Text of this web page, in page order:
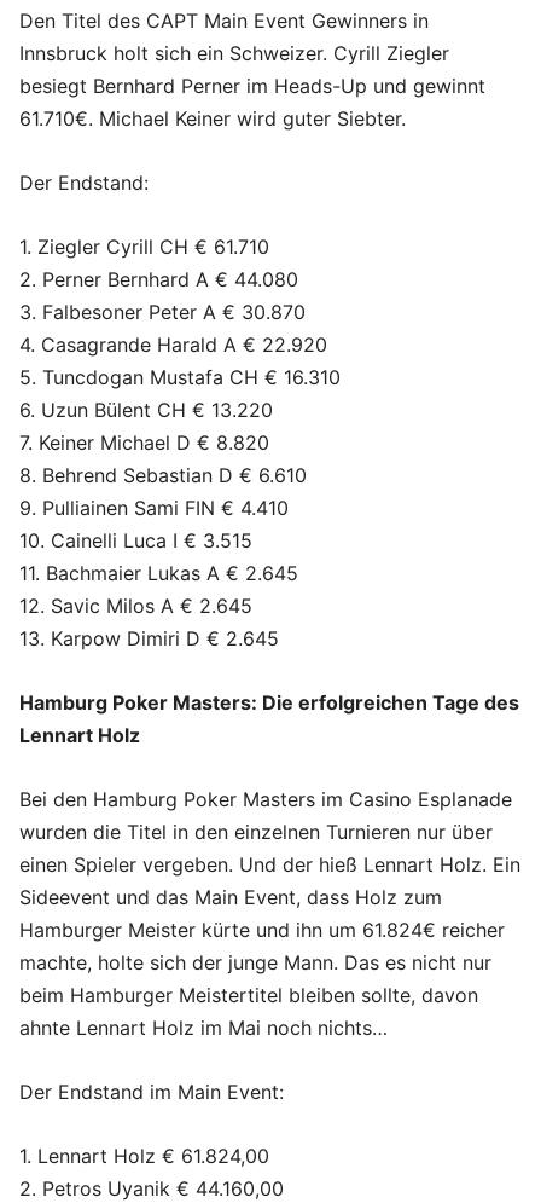
Den Titel des CAPT Main Event Gewinners in
Innsbruck holt sich ein Schweizer. Cyrill Ziegler
besiegt Bernhard Perner im Heads-Up und gewinnt
61.710€. Michael Keiner wird guter Siebter.
Der Endstand:
1. Ziegler Cyrill CH € 61.710
2. Perner Bernhard A € 44.080
3. Falbesoner Peter A € 30.870
4. Casagrande Harald A € 22.920
5. Tuncdogan Mustafa CH € 16.310
6. Uzun Bülent CH € 13.220
7. Keiner Michael D € 8.820
8. Behrend Sebastian D € 6.610
9. Pulliainen Sami FIN € 4.410
10. Cainelli Luca I € 3.515
11. Bachmaier Lukas A € 2.645
12. Savic Milos A € 2.645
13. Karpow Dimiri D € 2.645
Hamburg Poker Masters: Die erfolgreichen Tage des
Lennart Holz
Bei den Hamburg Poker Masters im Casino Esplanade
wurden die Titel in den einzelnen Turnieren nur über
einen Spieler vergeben. Und der hieß Lennart Holz. Ein
Sideevent und das Main Event, dass Holz zum
Hamburger Meister kürte und ihn um 61.824€ reicher
machte, holte sich der junge Mann. Das es nicht nur
beim Hamburger Meistertitel bleiben sollte, davon
ahnte Lennart Holz im Mai noch nichts…
Der Endstand im Main Event:
1. Lennart Holz € 61.824,00
2. Petros Uyanik € 44.160,00